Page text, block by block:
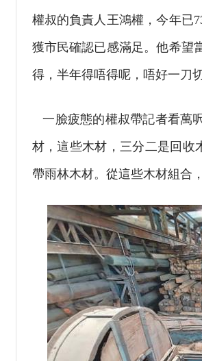
權叔的負責人王鴻權，今年已
獲市民確認已感滿足。他希望
得，半年得唔得呢，唔好一刀
一臉疲態的權叔帶記者看萬
材，這些木材，三分二是回收
帶雨林木材。從這些木材組合